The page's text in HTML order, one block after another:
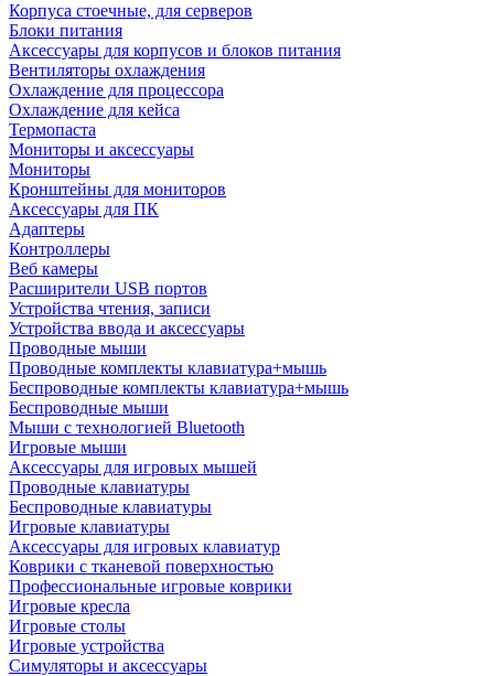
Корпуса стоечные, для серверов
Блоки питания
Аксессуары для корпусов и блоков питания
Вентиляторы охлаждения
Охлаждение для процессора
Охлаждение для кейса
Термопаста
Мониторы и аксессуары
Мониторы
Кронштейны для мониторов
Аксессуары для ПК
Адаптеры
Контроллеры
Веб камеры
Расширители USB портов
Устройства чтения, записи
Устройства ввода и аксессуары
Проводные мыши
Проводные комплекты клавиатура+мышь
Беспроводные комплекты клавиатура+мышь
Беспроводные мыши
Мыши с технологией Bluetooth
Игровые мыши
Аксессуары для игровых мышей
Проводные клавиатуры
Беспроводные клавиатуры
Игровые клавиатуры
Аксессуары для игровых клавиатур
Коврики с тканевой поверхностью
Профессиональные игровые коврики
Игровые кресла
Игровые столы
Игровые устройства
Симуляторы и аксессуары